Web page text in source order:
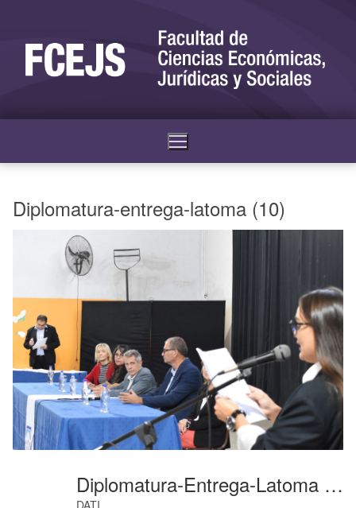
Diplomatura-entrega-latoma (10)
Diplomatura-Entrega-Latoma (10)